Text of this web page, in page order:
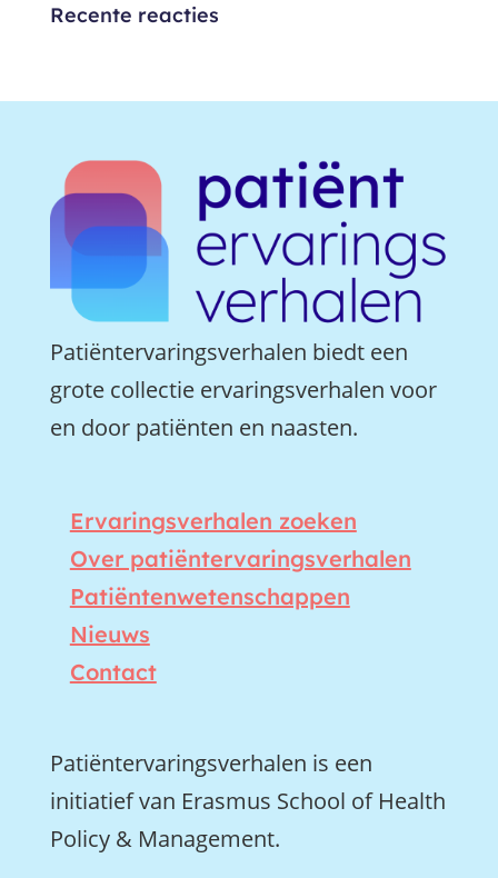
Recente reacties
Patiëntervaringsverhalen biedt een
grote collectie ervaringsverhalen voor
en door patiënten en naasten.
Ervaringsverhalen zoeken
Over patiëntervaringsverhalen
Patiëntenwetenschappen
Nieuws
Contact
Patiëntervaringsverhalen is een
initiatief van Erasmus School of Health
Policy & Management.